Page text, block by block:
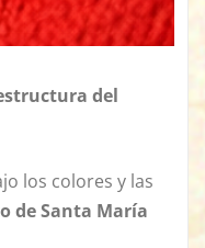
del
los colores y las
de Santa María